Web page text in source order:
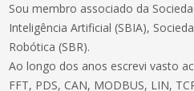
Sou membro associado da
Inteligência Artificial (SBIA),
Robótica (SBR).
Ao longo dos anos escrevi vasto
FFT, PDS, CAN, MODBUS, LIN,